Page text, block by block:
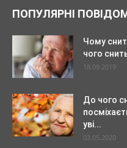
ПОПУЛЯРНІ
Чому
чого
18.09.2019
До чого
уві...
03.05.2020